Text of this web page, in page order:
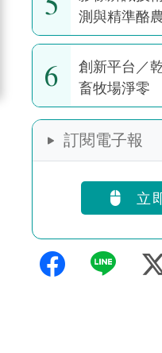
測與精準酪
6
創新平台／
畜牧場淨零
訂閱電子報
立